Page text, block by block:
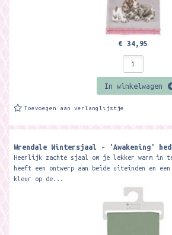
€ 34,95
In winkelwagen
Toevoegen aan verlanglijstje
Wrendale Wintersjaal - 'Awakening'
Heerlijk zachte sjaal om je lekker warm in
heeft een ontwerp aan beide uiteinden en
kleur op de...